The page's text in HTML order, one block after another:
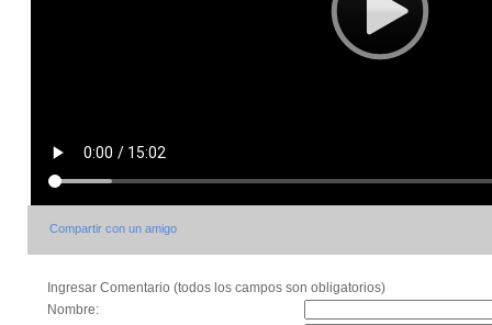
Compartir con un amigo
Ingresar Comentario (todos los campos son obligatorios)
Nombre: